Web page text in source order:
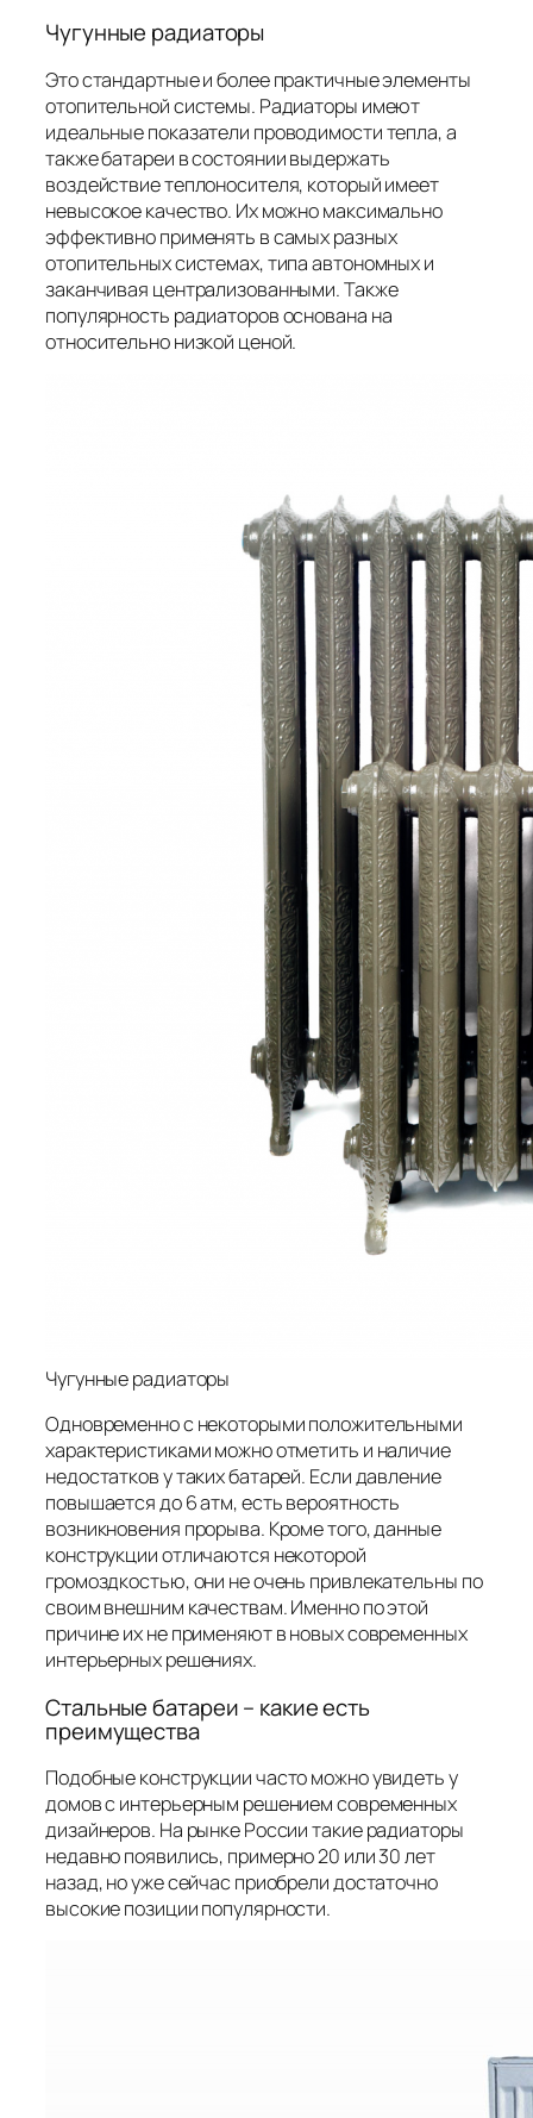
Чугунные радиаторы
Это стандартные и более практичные элементы
отопительной системы. Радиаторы имеют
идеальные показатели проводимости тепла, а
также батареи в состоянии выдержать
воздействие теплоносителя, который имеет
невысокое качество. Их можно максимально
эффективно применять в самых разных
отопительных системах, типа автономных и
заканчивая централизованными. Также
популярность радиаторов основана на
относительно низкой ценой.
Чугунные радиаторы
Одновременно с некоторыми положительными
характеристиками можно отметить и наличие
недостатков у таких батарей. Если давление
повышается до 6 атм, есть вероятность
возникновения прорыва. Кроме того, данные
конструкции отличаются некоторой
громоздкостью, они не очень привлекательны по
своим внешним качествам. Именно по этой
причине их не применяют в новых современных
интерьерных решениях.
Стальные батареи – какие есть
преимущества
Подобные конструкции часто можно увидеть у
домов с интерьерным решением современных
дизайнеров. На рынке России такие радиаторы
недавно появились, примерно 20 или 30 лет
назад, но уже сейчас приобрели достаточно
высокие позиции популярности.